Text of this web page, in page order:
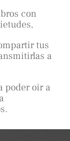
con
tus
a
poder oir a